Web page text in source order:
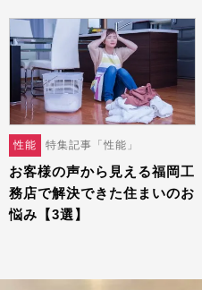
性能 特集記事「性能」
お客様の声から見える福岡工
務店で解決できた住まいのお
悩み【3選】